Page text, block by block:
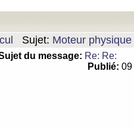
Sujet: Moteur
du message: Re: Re:
Publié: